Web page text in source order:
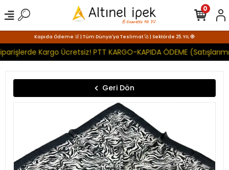
Kapıda Ödeme 🛒 | Tüm Dünya'ya Teslimat 🚀 | Sektörde 25. YIL 🧿
Kargo Ücretsiz! PTT KARGO-KAPIDA ÖDEME
0
Geri Dön